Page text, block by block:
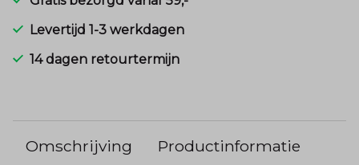
Levertijd 1-3 werkdagen
14 dagen retourtermijn
Omschrijving Productinformatie